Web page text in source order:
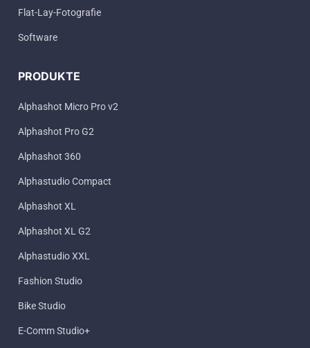
Flat-Lay-Fotografie
Software
PRODUKTE
Alphashot Micro Pro v2
Alphashot Pro G2
Alphashot 360
Alphastudio Compact
Alphashot XL
Alphashot XL G2
Alphastudio XXL
Fashion Studio
Bike Studio
E-Comm Studio+